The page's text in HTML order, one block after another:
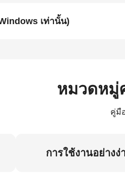
Manager (สำหรับWindows เท่านั้น)
หมวดหมู่
คู่มื
การใช้งานอย่างง่